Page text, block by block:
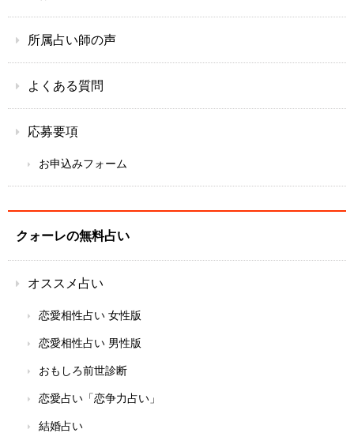
所属占い師の声
よくある質問
応募要項
お申込みフォーム
クォーレの無料占い
オススメ占い
恋愛相性占い 女性版
恋愛相性占い 男性版
おもしろ前世診断
恋愛占い「恋争力占い」
結婚占い